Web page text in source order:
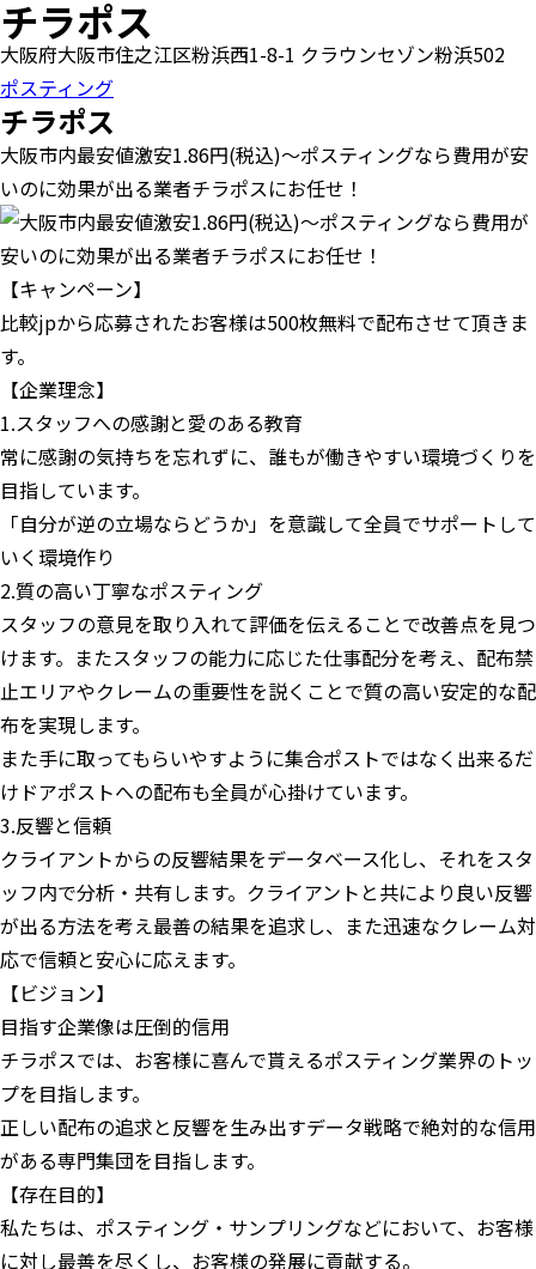
チラポス
大阪府大阪市住之江区粉浜西1-8-1 クラウンセゾン粉浜502
ポスティング
チラポス
大阪市内最安値激安1.86円(税込)〜ポスティングなら費用が安
いのに効果が出る業者チラポスにお任せ！
【キャンペーン】
比較jpから応募されたお客様は500枚無料で配布させて頂きま
す。
【企業理念】
1.スタッフへの感謝と愛のある教育
常に感謝の気持ちを忘れずに、誰もが働きやすい環境づくりを
目指しています。
「自分が逆の立場ならどうか」を意識して全員でサポートして
いく環境作り
2.質の高い丁寧なポスティング
スタッフの意見を取り入れて評価を伝えることで改善点を見つ
けます。またスタッフの能力に応じた仕事配分を考え、配布禁
止エリアやクレームの重要性を説くことで質の高い安定的な配
布を実現します。
また手に取ってもらいやすように集合ポストではなく出来るだ
けドアポストへの配布も全員が心掛けています。
3.反響と信頼
クライアントからの反響結果をデータベース化し、それをスタ
ッフ内で分析・共有します。クライアントと共により良い反響
が出る方法を考え最善の結果を追求し、また迅速なクレーム対
応で信頼と安心に応えます。
【ビジョン】
目指す企業像は圧倒的信用
チラポスでは、お客様に喜んで貰えるポスティング業界のトッ
プを目指します。
正しい配布の追求と反響を生み出すデータ戦略で絶対的な信用
がある専門集団を目指します。
【存在目的】
私たちは、ポスティング・サンプリングなどにおいて、お客様
に対し最善を尽くし、お客様の発展に貢献する。